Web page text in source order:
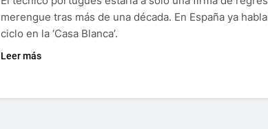
merengue tras más de una década. En España ya
ciclo en la ‘Casa Blanca’.
Leer más